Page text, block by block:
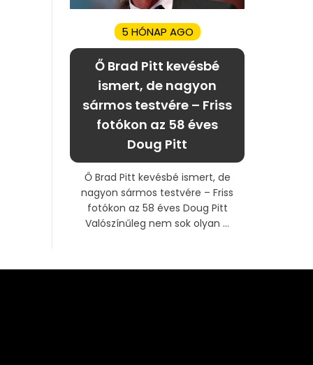
5 HÓNAP AGO
Ő Brad Pitt kevésbé
ismert, de nagyon
sármos testvére – Friss
fotókon az 58 éves
Doug Pitt
Ő Brad Pitt kevésbé ismert, de
nagyon sármos testvére – Friss
fotókon az 58 éves Doug Pitt
Valószínűleg nem sok olyan ...